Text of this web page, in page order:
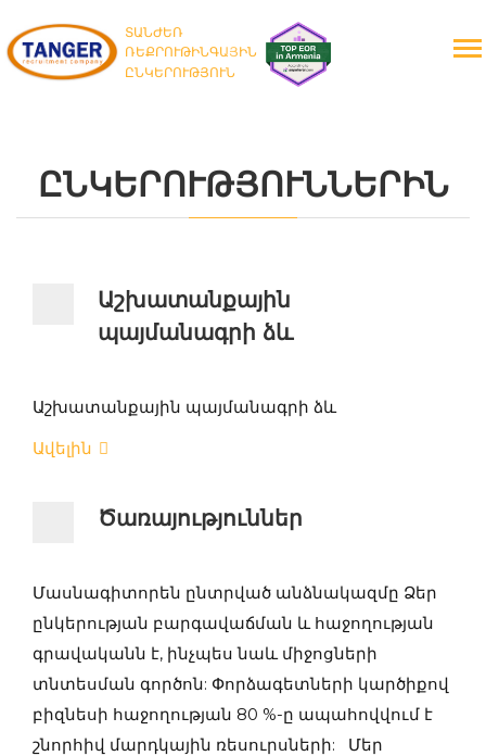
ՏԱՆԺԵՌ
ՌԵՔՐՈՒԹԻՆԳԱՅԻՆ
ԸՆԿԵՐՈՒԹՅՈՒՆ
ԸՆԿԵՐՈՒԹՅՈՒՆՆԵՐԻՆ
Աշխատանքային
պայմանագրի ձև
Աշխատանքային պայմանագրի ձև
Ավելին
Ծառայություններ
Մասնագիտորեն ընտրված անձնակազմը Ձեր
ընկերության բարգավաճման և հաջողության
գրավականն է, ինչպես նաև միջոցների
տնտեսման գործոն: Փորձագետների կարծիքով
բիզնեսի հաջողության 80 %-ը ապահովվում է
շնորհիվ մարդկային ռեսուրսների: Մեր